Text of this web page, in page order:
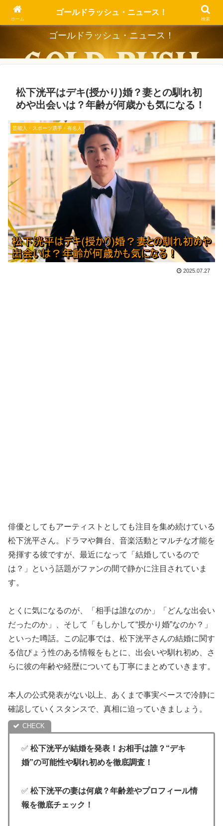
Dig the Trend, Strike the Gold.
ゴールドラッシュ・ニュース！
松下洸平はデキ(授かり)婚？妻との馴れ初
めや出会いは？年齢が何歳かも気になる！
芸能人・スポーツ選手・有名人
2025.07.27
俳優としてもアーティストとしても注目を集め続けている
松下洸平さん。ドラマや舞台、音楽活動とマルチな才能を
発揮する彼ですが、最近になって「結婚しているので
は？」という話題がファンの間で静かに注目されていま
す。
とくに気になるのが、「相手は誰なのか」「どんな出会い
だったのか」、そして「もしかして“授かり婚”なのか？」
といった噂話。この記事では、松下洸平さんの結婚に関す
る信ぴょう性のある情報をもとに、出会いや馴れ初め、さ
らに彼の年齢や経歴についても丁寧にまとめていきます。
本人の公式発表がない以上、あくまで事実ベースで冷静に
確認していくスタンスで、真相に迫っていきましょう。
✅ 松下洸平が結婚を発表！お相手は誰？“デキ
婚”の可能性や馴れ初めを徹底調査！
✅ 松下洸平の妻は何歳？年齢差やプロフィール情
報を徹底チェック！
ホーム
ゴールドラッシュ・ニュース！
検索